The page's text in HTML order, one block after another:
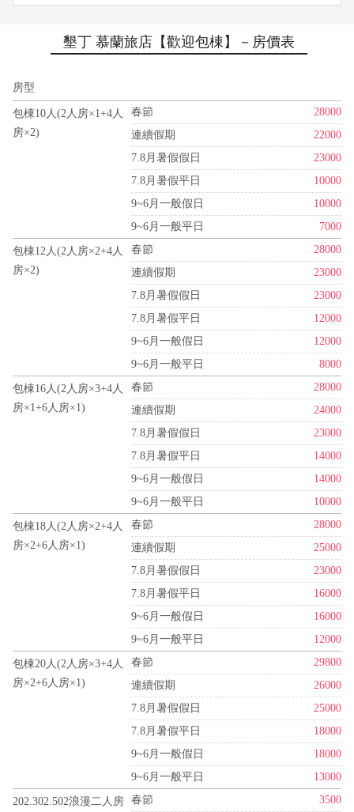
墾丁 慕蘭旅店【歡迎包棟】－房價表
房型
包棟10人(2人房×1+4人
房×2)
春節
28000
連續假期
22000
7.8月暑假假日
23000
7.8月暑假平日
10000
9~6月一般假日
10000
9~6月一般平日
7000
包棟12人(2人房×2+4人
房×2)
春節
28000
連續假期
23000
7.8月暑假假日
23000
7.8月暑假平日
12000
9~6月一般假日
12000
9~6月一般平日
8000
包棟16人(2人房×3+4人
房×1+6人房×1)
春節
28000
連續假期
24000
7.8月暑假假日
23000
7.8月暑假平日
14000
9~6月一般假日
14000
9~6月一般平日
10000
包棟18人(2人房×2+4人
房×2+6人房×1)
春節
28000
連續假期
25000
7.8月暑假假日
23000
7.8月暑假平日
16000
9~6月一般假日
16000
9~6月一般平日
12000
包棟20人(2人房×3+4人
房×2+6人房×1)
春節
29800
連續假期
26000
7.8月暑假假日
25000
7.8月暑假平日
18000
9~6月一般假日
18000
9~6月一般平日
13000
202.302.502浪漫二人房 春節
3500